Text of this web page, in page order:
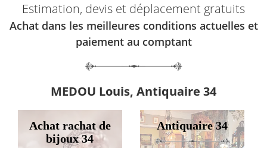
Estimation, devis et déplacement gratuits
Achat dans les meilleures conditions actuelles et
paiement au comptant
MEDOU Louis, Antiquaire 34
Achat rachat de
bijoux 34
Antiquaire 34